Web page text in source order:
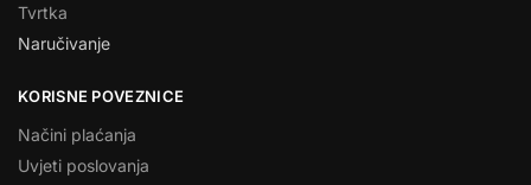
Tvrtka
Naručivanje
KORISNE POVEZNICE
Načini plaćanja
Uvjeti poslovanja